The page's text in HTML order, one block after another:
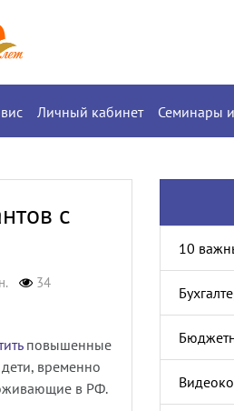
Личный кабинет Семинары
с
34
повышенные
временно
в РФ.
10